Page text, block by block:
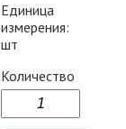
Единица
измерения:
шт
Количество